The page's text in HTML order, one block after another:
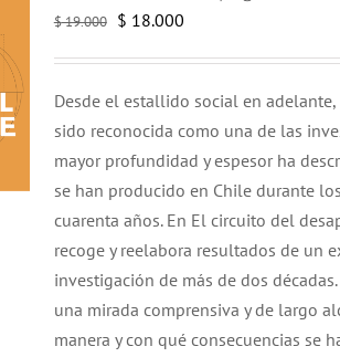
$19.000
El
era:
$ 19.000.
$ 18.000El
es:
$ 18.000.
Desde el estallido social en adelante,
sido reconocida como una de las
mayor profundidad y espesor ha
se han producido en Chile durante
cuarenta años. En El circuito del
recoge y reelabora resultados de un
investigación de más de dos
una mirada comprensiva y de largo
manera y con qué consecuencias se